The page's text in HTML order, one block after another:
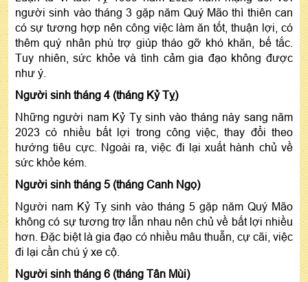
người sinh vào tháng 3 gặp năm Quý Mão thì thiên can
có sự tương hợp nên công việc làm ăn tốt, thuận lợi, có
thêm quý nhân phù trợ giúp tháo gỡ khó khăn, bế tắc.
Tuy nhiên, sức khỏe và tình cảm gia đạo không được
như ý.
Người sinh tháng 4 (tháng Kỷ Tỵ)
Những người nam Kỷ Tỵ sinh vào tháng này sang năm
2023 có nhiều bất lợi trong công việc, thay đổi theo
hướng tiêu cực. Ngoài ra, việc đi lại xuất hành chủ về
sức khỏe kém.
Người sinh tháng 5 (tháng Canh Ngọ)
Người nam Kỷ Tỵ sinh vào tháng 5 gặp năm Quý Mão
không có sự tương trợ lẫn nhau nên chủ về bất lợi nhiều
hơn. Đặc biệt là gia đạo có nhiều mâu thuẫn, cự cãi, việc
đi lại cần chú ý xe cộ.
Người sinh tháng 6 (tháng Tân Mùi)